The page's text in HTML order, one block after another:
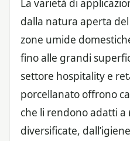
La varietà di
dalla natura aperta
zone umide
fino alle grandi
settore hospitality e
porcellanato offrono
che li rendono adatti
diversificate,